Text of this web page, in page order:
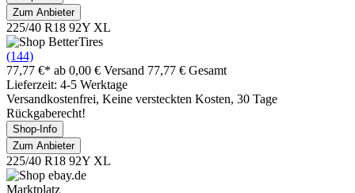
Zum Anbieter
225/40 R18 92Y XL
(144)
77,77 €* ab 0,00 € Versand 77,77 € Gesamt
Lieferzeit: 4-5 Werktage
Versandkostenfrei, Keine versteckten Kosten, 30 Tage
Rückgaberecht!
Shop-Info
Zum Anbieter
225/40 R18 92Y XL
Marktplatz